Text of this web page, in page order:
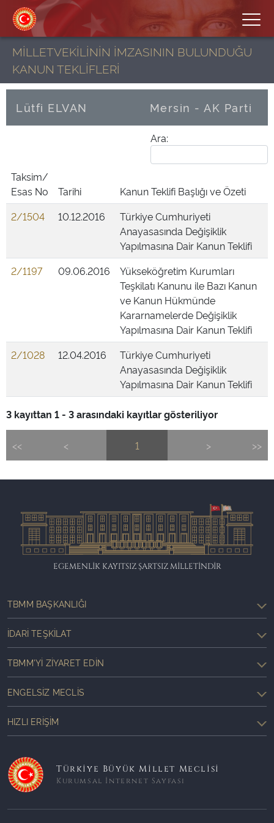
MİLLETVEKİLİNİN İMZASININ BULUNDUĞU
KANUN TEKLİFLERİ
Lütfi ELVAN Mersin - AK Parti
Ara:
Taksim/
Esas No
Tarihi
Kanun Teklifi Başlığı ve Özeti
2/1504
10.12.2016
Türkiye Cumhuriyeti
Anayasasında Değişiklik
Yapılmasına Dair Kanun Teklifi
2/1197
09.06.2016
Yükseköğretim Kurumları
Teşkilatı Kanunu ile Bazı Kanun
ve Kanun Hükmünde
Kararnamelerde Değişiklik
Yapılmasına Dair Kanun Teklifi
2/1028
12.04.2016
Türkiye Cumhuriyeti
Anayasasında Değişiklik
Yapılmasına Dair Kanun Teklifi
3 kayıttan 1 - 3 arasındaki kayıtlar gösteriliyor
<< < 1 > >>
EGEMENLİK KAYITSIZ ŞARTSIZ MİLLETİNDİR
TBMM BAŞKANLIĞI
İDARI TEŞKILAT
TBMM'YI ZIYARET EDIN
ENGELSIZ MECLIS
HIZLI ERIŞIM
Türkiye Büyük Millet Meclisi
Kurumsal İnternet Sayfası